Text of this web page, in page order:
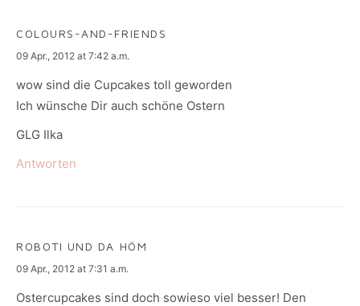
COLOURS-AND-FRIENDS
says:
09 Apr., 2012 at 7:42 a.m.
wow sind die Cupcakes toll geworden
Ich wünsche Dir auch schöne Ostern
GLG Ilka
Antworten
ROBOTI UND DA HÖM
says:
09 Apr., 2012 at 7:31 a.m.
Ostercupcakes sind doch sowieso viel besser! Den